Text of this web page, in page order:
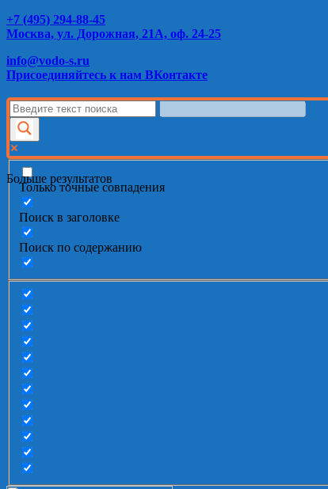
+7 (495) 294-88-45
Москва, ул. Дорожная, 21А, оф. 24-25
info@vodo-s.ru
Присоединяйтесь к нам ВКонтакте
Больше результатов
Только точные совпадения
Поиск в заголовке
Поиск по содержанию